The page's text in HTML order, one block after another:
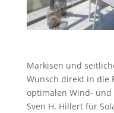
Markisen und
Wunsch direkt in die
optimalen Wind- und
Sven H. Hillert für